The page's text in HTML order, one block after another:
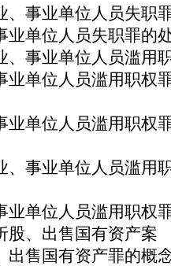
、事业单位人员失职
业单位人员失职罪的
、事业单位人员滥用
业单位人员滥用职权
业单位人员滥用职权
、事业单位人员滥用
业单位人员滥用职权
股、出售国有资产案
出售国有资产罪的概